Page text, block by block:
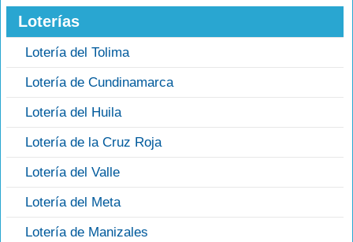
Loterías
Lotería del Tolima
Lotería de Cundinamarca
Lotería del Huila
Lotería de la Cruz Roja
Lotería del Valle
Lotería del Meta
Lotería de Manizales